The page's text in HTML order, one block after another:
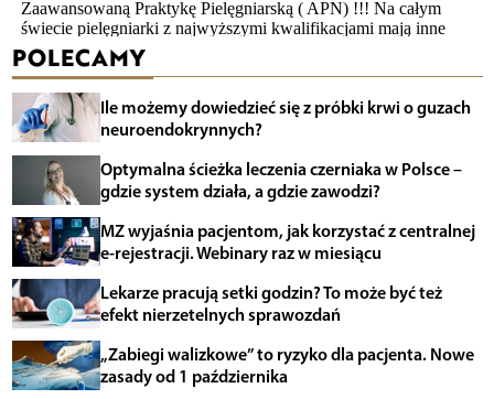
POLECAMY
Ile możemy dowiedzieć się z próbki krwi o guzach
neuroendokrynnych?
Optymalna ścieżka leczenia czerniaka w Polsce –
gdzie system działa, a gdzie zawodzi?
MZ wyjaśnia pacjentom, jak korzystać z centralnej
e-rejestracji. Webinary raz w miesiącu
Lekarze pracują setki godzin? To może być też
efekt nierzetelnych sprawozdań
„Zabiegi walizkowe” to ryzyko dla pacjenta. Nowe
zasady od 1 października